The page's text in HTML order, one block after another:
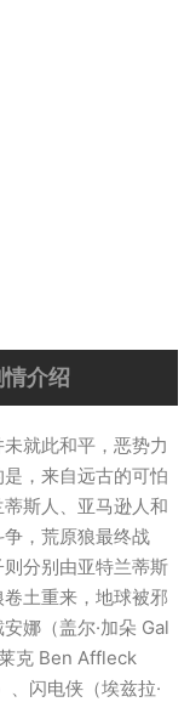
介绍
就此和平，恶势力
，来自远古的可怕
斯人、亚马逊人和
，荒原狼最终战
分别由亚特兰蒂斯
土重来，地球被邪
娜（盖尔·加朵 Gal
克 Ben Affleck
闪电侠（埃兹拉·